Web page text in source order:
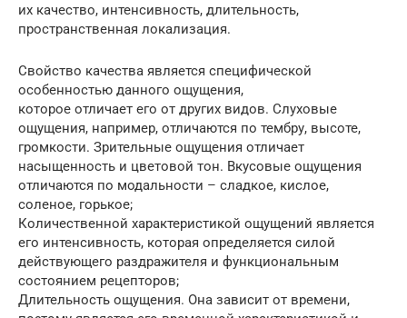
их качество, интенсивность, длительность,
пространственная локализация.
Свойство качества является специфической
особенностью данного ощущения,
которое отличает его от других видов. Слуховые
ощущения, например, отличаются по тембру, высоте,
громкости. Зрительные ощущения отличает
насыщенность и цветовой тон. Вкусовые ощущения
отличаются по модальности – сладкое, кислое,
соленое, горькое;
Количественной характеристикой ощущений является
его интенсивность, которая определяется силой
действующего раздражителя и функциональным
состоянием рецепторов;
Длительность ощущения. Она зависит от времени,